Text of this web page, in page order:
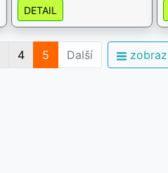
DETAIL
4 5 Další